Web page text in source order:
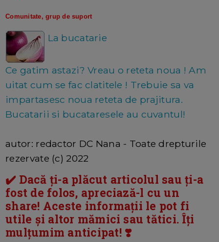
Comunitate, grup de suport
La bucatarie
Ce gatim astazi? Vreau o reteta noua ! Am
uitat cum se fac clatitele ! Trebuie sa va
impartasesc noua reteta de prajitura.
Bucatarii si bucataresele au cuvantul!
autor: redactor DC Nana - Toate drepturile
rezervate (c) 2022
✔️ Dacă ți-a plăcut articolul sau ți-a
fost de folos, apreciază-l cu un
share! Aceste informații le pot fi
utile și altor mămici sau tătici. Îți
mulțumim anticipat! ❣️